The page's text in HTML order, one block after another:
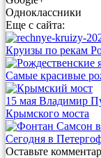
Одноклассники
Еще с сайта:
Круизы по рекам
Самые красивые
15 мая Владимир
Крымского моста
Сегодня в
Оставьте